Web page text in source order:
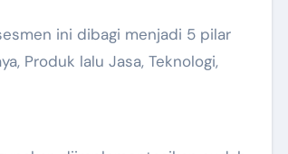
ini dibagi menjadi 5 pilar
Produk lalu Jasa, Teknologi,